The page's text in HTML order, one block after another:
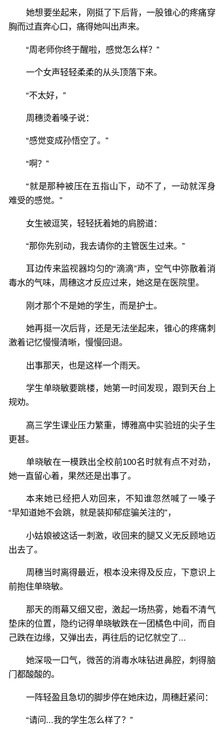
以段向屿小心眼的个性，应该制造医疗事故让她死得悄
无声息才对。
段向屿答：恨。所以想救活你，养好你，然后慢慢杀。
我对当初的选择一点都不后悔，你千万不要心软原谅
我，更不要再爱上我。
爱你的事什么都做，爱你的话一句不说
看两只嘴硬的死鸭子极限拉扯
她想要坐起来，刚挺了下后背，一股锥心的疼痛穿
胸而过直奔心口，痛得她叫出声来。
“周老师你终于醒啦，感觉怎么样？”
一个女声轻轻柔柔的从头顶落下来。
“不太好，”
周穗烫着嗓子说：
“感觉变成孙悟空了。”
“啊？”
“就是那种被压在五指山下，动不了，一动就浑身
难受的感觉。”
女生被逗笑，轻轻抚着她的肩膀道：
“那你先别动，我去请你的主管医生过来。”
耳边传来监视器均匀的“滴滴”声，空气中弥散着消
毒水的气味，周穗这才反应过来，她这是在医院里。
刚才那个不是她的学生，而是护士。
她再挺一次后背，还是无法坐起来，锥心的疼痛刺
激着记忆慢慢清晰，慢慢回退。
出事那天，也是这样一个雨天。
学生单晓敏要跳楼，她第一时间发现，跟到天台上
规劝。
高三学生课业压力繁重，博雅高中实验班的尖子生
更甚。
单晓敏在一模跌出全校前100名时就有点不对劲，
她一直留心着，果然还是出事了。
本来她已经把人劝回来，不知谁忽然喊了一嗓子
“早知道她不会跳，就是装抑郁症骗关注的”，
小姑娘被这话一刺激，收回来的腿又义无反顾地迈
出去了。
周穗当时离得最近，根本没来得及反应，下意识上
前抱住单晓敏。
那天的雨幕又细又密，激起一场热雾，她看不清气
垫床的位置，隐约记得单晓敏跌在一团橘色中间，而自
己跌在边缘，又弹出去，再往后的记忆就空了...
她深吸一口气，微苦的消毒水味钻进鼻腔，刺得脑
门都酸酸的。
一阵轻盈且急切的脚步停在她床边，周穗赶紧问：
“请问...我的学生怎么样了？”